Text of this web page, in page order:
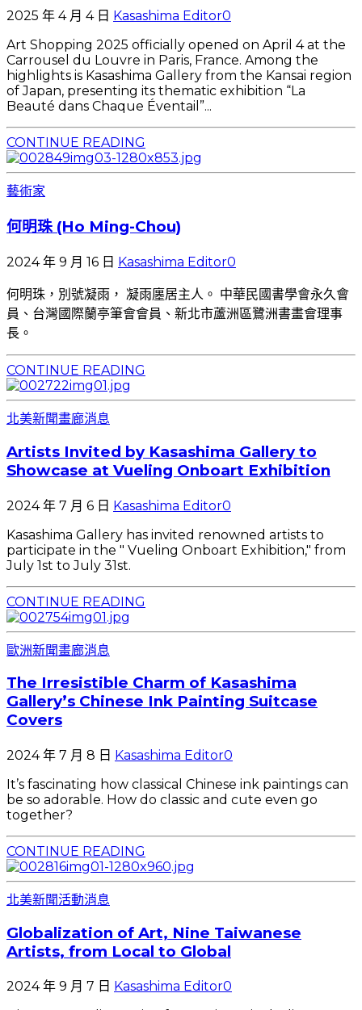
2025 年 4 月 4 日 Kasashima Editor0
Art Shopping 2025 officially opened on April 4 at the
Carrousel du Louvre in Paris, France. Among the
highlights is Kasashima Gallery from the Kansai region
of Japan, presenting its thematic exhibition “La
Beauté dans Chaque Éventail”...
CONTINUE READING
藝術家
何明珠 (Ho Ming-Chou)
2024 年 9 月 16 日 Kasashima Editor0
何明珠，別號凝雨， 凝雨廛居主人。 中華民國書學會永久會
員、台灣國際蘭亭筆會會員、新北市蘆洲區鷺洲書畫會理事
長。
CONTINUE READING
北美新聞畫廊消息
Artists Invited by Kasashima Gallery to
Showcase at Vueling Onboart Exhibition
2024 年 7 月 6 日 Kasashima Editor0
Kasashima Gallery has invited renowned artists to
participate in the " Vueling Onboart Exhibition," from
July 1st to July 31st.
CONTINUE READING
歐洲新聞畫廊消息
The Irresistible Charm of Kasashima
Gallery’s Chinese Ink Painting Suitcase
Covers
2024 年 7 月 8 日 Kasashima Editor0
It’s fascinating how classical Chinese ink paintings can
be so adorable. How do classic and cute even go
together?
CONTINUE READING
北美新聞活動消息
Globalization of Art, Nine Taiwanese
Artists, from Local to Global
2024 年 9 月 7 日 Kasashima Editor0